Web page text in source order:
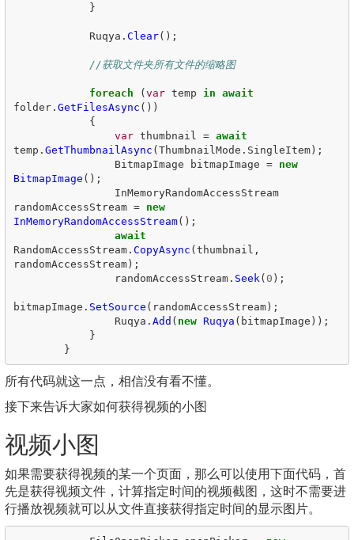
}
Ruqya . Clear();
//获取文件夹所有文件的缩略图
foreach ( var temp in await
folder. GetFilesAsync ())
{
var thumbnail = await
temp . GetThumbnailAsync ( ThumbnailMode . SingleItem);
BitmapImage
bitmapImage =
new
BitmapImage ();
InMemoryRandomAccessStream
randomAccessStream =
new
InMemoryRandomAccessStream();
await
RandomAccessStream. CopyAsync ( thumbnail ,
randomAccessStream);
randomAccessStream. Seek ( 0 );
bitmapImage . SetSource ( randomAccessStream);
Ruqya . Add ( new Ruqya ( bitmapImage ));
}
}
所有代码就这一点，相信没有看不懂。
接下来告诉大家如何获得视频的小图
视频小图
如果需要获得视频的某一个页面，那么可以使用下面代码，首
先是获得视频文件，计算指定时间的视频截图，这时不需要进
行播放视频就可以从文件直接获得指定时间的显示图片。